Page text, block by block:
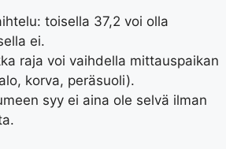
toisella 37,2 voi olla
ei.
raja voi vaihdella mittauspaikan
korva, peräsuoli).
syy ei aina ole selvä ilman